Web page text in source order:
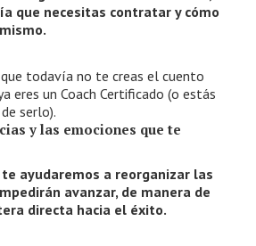
que necesitas contratar y cómo
y las emociones que te
que todavía no te creas el cuento
eres un Coach Certificado (o estás
serlo).
ayudaremos a reorganizar las
avanzar, de manera de
directa hacia el éxito.